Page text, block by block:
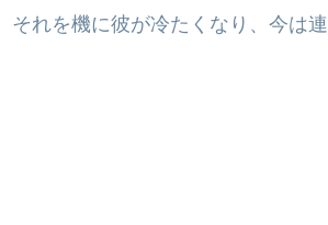
それを機に彼が冷たくなり、今は連